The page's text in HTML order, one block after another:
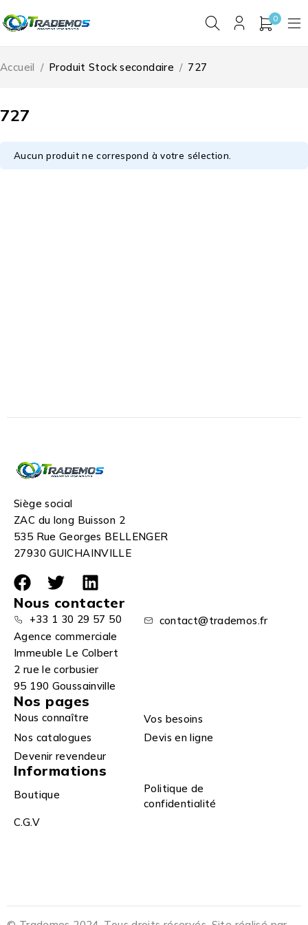
0
727
Accueil / Produit Stock secondaire / 727
Aucun produit ne correspond à votre sélection.
Siège social
ZAC du long Buisson 2
535 Rue Georges BELLENGER
27930 GUICHAINVILLE
Nous contacter
+33 1 30 29 57 50
contact@trademos.fr
Agence commerciale
Immeuble Le Colbert
2 rue le corbusier
95 190 Goussainville
Nos pages
Nous connaître
Vos besoins
Nos catalogues
Devis en ligne
Devenir revendeur
Informations
Boutique
Politique de
confidentialité
C.G.V